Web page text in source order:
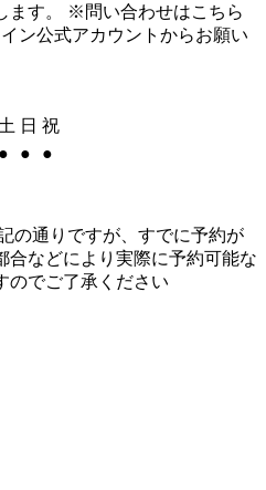
ます。 ※問い合わせはこちら
ン公式アカウントからお願い
土 日 祝
● ●
●
の通りですが、すでに予約が
合などにより実際に予約可能な
のでご了承ください